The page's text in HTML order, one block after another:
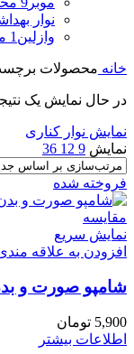
نوار
وازلین 1 محصول
خانه محصولات
در حال نمایش یک
نمایش نوار کناری
نمایش 9
12
36
فروخته شده
مقايسه
نمایش سریع
افزودن به علاقه
شامپو صورت و
5,900 تومان
اطلاعات بیشتر